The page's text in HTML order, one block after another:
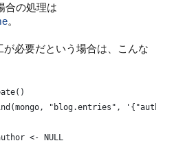
合の処理は
。
必要だという場合は、こんな
"blog.entries",
<- NULL